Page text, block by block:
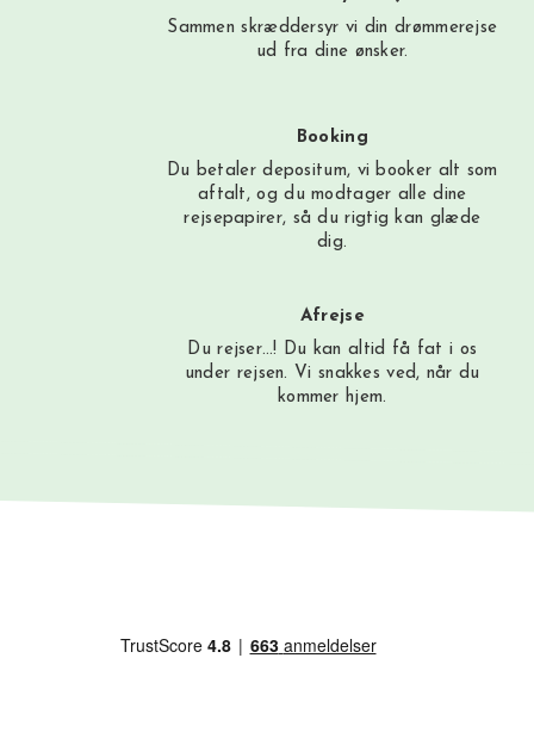
Sammen skræddersyr vi din drømmerejse
ud fra dine ønsker.
Booking
Du betaler depositum, vi booker alt som
aftalt, og du modtager alle dine
rejsepapirer, så du rigtig kan glæde
dig.
Afrejse
Du rejser…! Du kan altid få fat i os
under rejsen. Vi snakkes ved, når du
kommer hjem.